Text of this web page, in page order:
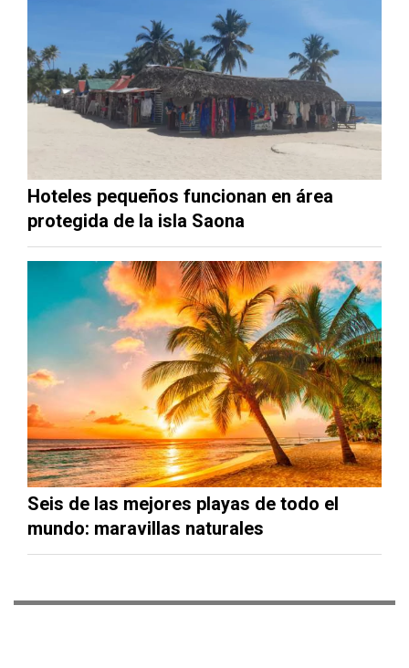
Hoteles pequeños funcionan en área
protegida de la isla Saona
Seis de las mejores playas de todo el
mundo: maravillas naturales